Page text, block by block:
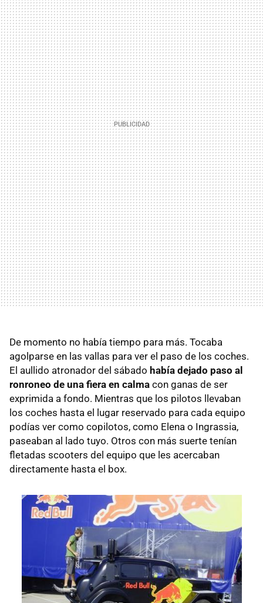
De momento no había tiempo para más. Tocaba
agolparse en las vallas para ver el paso de los coches.
El aullido atronador del sábado había dejado paso al
ronroneo de una fiera en calma con ganas de ser
exprimida a fondo. Mientras que los pilotos llevaban
los coches hasta el lugar reservado para cada equipo
podías ver como copilotos, como Elena o Ingrassia,
paseaban al lado tuyo. Otros con más suerte tenían
fletadas scooters del equipo que les acercaban
directamente hasta el box.